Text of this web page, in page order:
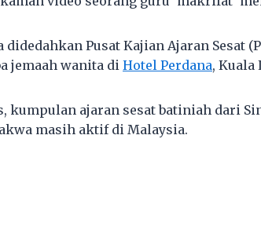
didedahkan Pusat Kajian Ajaran Sesat
jemaah wanita diHotel Perdana, Kuala
kumpulan ajaran sesat batiniah dari
masih aktif di Malaysia.